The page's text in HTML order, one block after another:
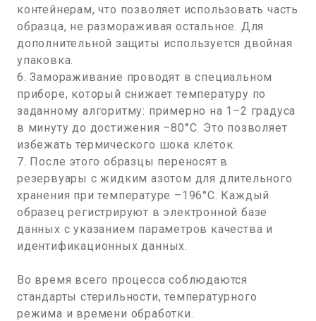
контейнерам, что позволяет использовать часть
образца, не размораживая остальное. Для
дополнительной защиты используется двойная
упаковка.
6. Замораживание проводят в специальном
приборе, который снижает температуру по
заданному алгоритму: примерно на 1–2 градуса
в минуту до достижения –80°C. Это позволяет
избежать термического шока клеток.
7. После этого образцы переносят в
резервуары с жидким азотом для длительного
хранения при температуре –196°C. Каждый
образец регистрируют в электронной базе
данных с указанием параметров качества и
идентификационных данных.
Во время всего процесса соблюдаются
стандарты стерильности, температурного
режима и времени обработки.